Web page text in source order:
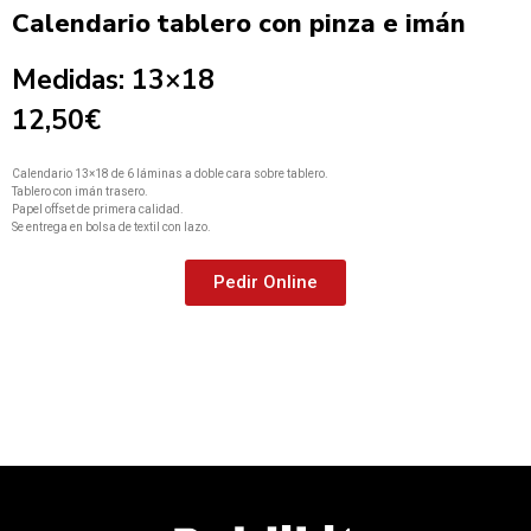
Calendario tablero con pinza e imán
Medidas: 13×18
12,50€
Calendario 13×18 de 6 láminas a doble cara sobre tablero.
Tablero con imán trasero.
Papel offset de primera calidad.
Se entrega en bolsa de textil con lazo.
Pedir Online